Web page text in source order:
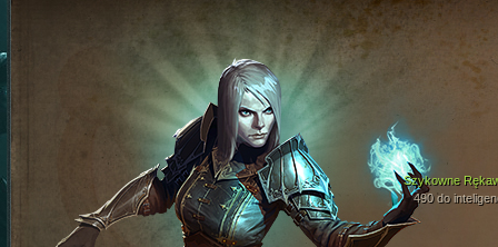
Szykowne
490 do